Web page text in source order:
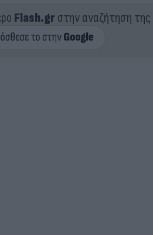
Flash.grστην αναζήτηση της